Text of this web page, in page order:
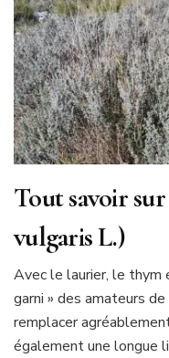
Tout savoir
vulgaris L.)
Avec le laurier, le thym
garni » des amateurs
remplacer
également une longue